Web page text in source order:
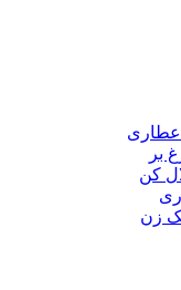
عطاری
بر
کن
زن